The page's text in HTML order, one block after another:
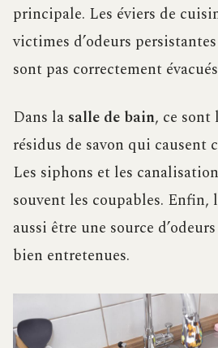
principale. Les éviers de
victimes d’odeurs
sont pas correctement
Dans la salle de bain, ce sont
résidus de savon qui causent
Les siphons et les
souvent les coupables. Enfin,
aussi être une source
bien entretenues.